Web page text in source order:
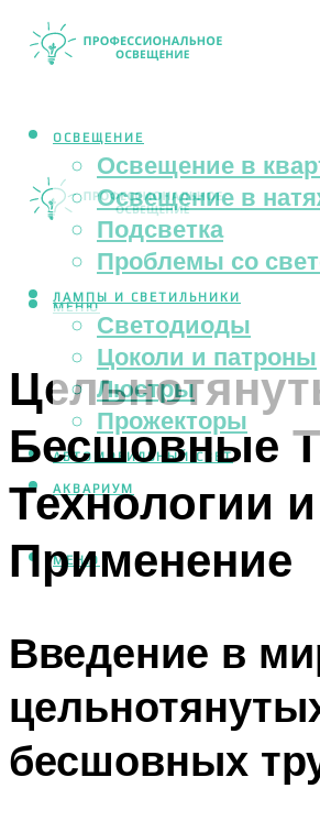
ОСВЕЩЕНИЕ
Освещение в
Освещение в
Подсветка
Проблемы со
ЛАМПЫ И СВЕТИЛЬНИКИ
Светодиоды
Цоколи и патроны
Люстры
Прожекторы
АВТОМОБИЛЬНЫЙ СВЕТ
АКВАРИУМ
МЕНЮ
МЕНЮ
Бесшовные
Технологии и
Применение
Введение в
бесшовных